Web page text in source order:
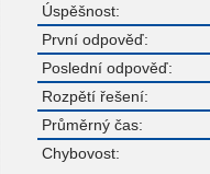
Úspěšnost:
První odpověď:
Poslední odpověď:
Rozpětí řešení:
Průměrný čas:
Chybovost: